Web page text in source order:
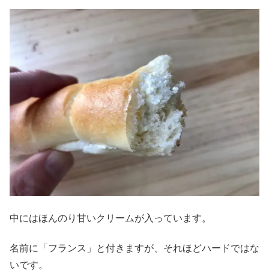
中にはほんのり甘いクリームが入っています。
名前に「フランス」と付きますが、それほどハードではな
いです。